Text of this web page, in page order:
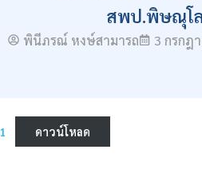
สพป.พิษณุโล
พินีภรณ์ หงษ์สามารถ 3 กรกฎ
1 ดาวน์โหลด